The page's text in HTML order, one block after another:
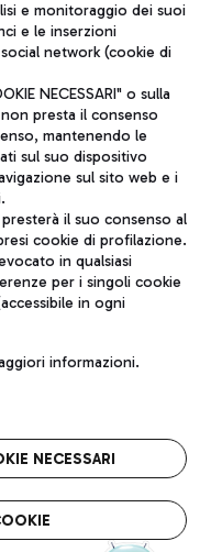
a direzione e
13032990155 P.
Fiumicino (RM)
INNOVAZIONE
e monitoraggio dei suoi
e le inserzioni
network (cookie di
NECESSARI" o sulla
presta il consenso
mantenendo le
sul suo dispositivo
sul sito web e i
presterà il suo consenso al
cookie di profilazione.
in qualsiasi
per i singoli cookie
in ogni
informazioni.
NECESSARI